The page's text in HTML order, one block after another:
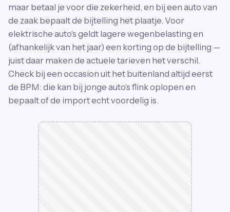
maar betaal je voor die zekerheid, en bij een auto van
de zaak bepaalt de bijtelling het plaatje. Voor
elektrische auto's geldt lagere wegenbelasting en
(afhankelijk van het jaar) een korting op de bijtelling —
juist daar maken de actuele tarieven het verschil.
Check bij een occasion uit het buitenland altijd eerst
de BPM: die kan bij jonge auto's flink oplopen en
bepaalt of de import echt voordelig is.